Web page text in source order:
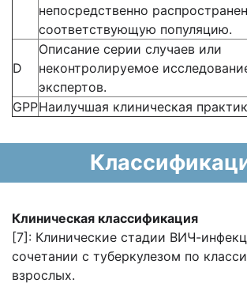
непосредственно
соответствующую популяцию.
D
Описание серии случаев или
неконтролируемое
экспертов.
GPPНаилучшая клиническая
Клиническая классификация
[7]: Клинические стадии ВИЧ-
сочетании с туберкулезом по
взрослых.